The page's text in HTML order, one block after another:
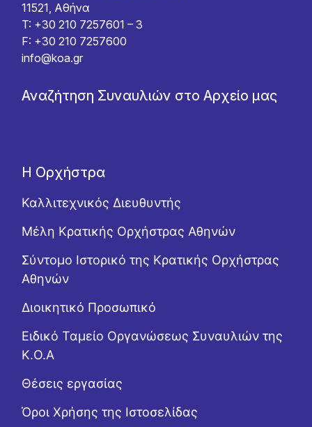
11521, Αθήνα
T: +30 210 7257601 – 3
F: +30 210 7257600
info@koa.gr
Αναζήτηση Συναυλιών στο Αρχείο μας
Η Ορχήστρα
Καλλιτεχνικός Διευθυντής
Μέλη Κρατικής Ορχήστρας Αθηνών
Σύντομο Ιστορικό της Κρατικής Ορχήστρας
Αθηνών
Διοικητικό Προσωπικό
Ειδικό Ταμείο Οργανώσεως Συναυλιών της
Κ.Ο.Α
Θέσεις εργασίας
Όροι Χρήσης της Ιστοσελίδας